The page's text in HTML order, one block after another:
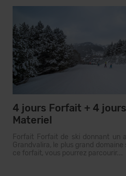
4 jours Forfait + 4
Materiel
Forfait Forfait de ski donnant un
Grandvalira, le plus grand
ce forfait, vous pourrez parcourir...